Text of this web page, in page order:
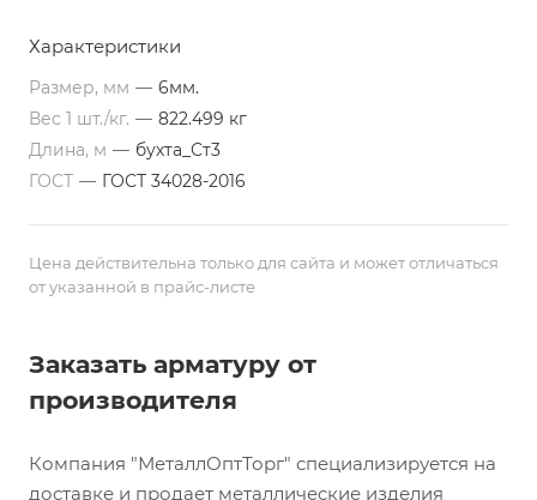
Характеристики
Размер, мм — 6мм.
Вес 1 шт./кг. — 822.499 кг
Длина, м — бухта_Ст3
ГОСТ — ГОСТ 34028-2016
Цена действительна только для сайта и может отличаться
от указанной в прайс-листе
Заказать арматуру от
производителя
Компания "МеталлОптТорг" специализируется на
доставке и продает металлические изделия